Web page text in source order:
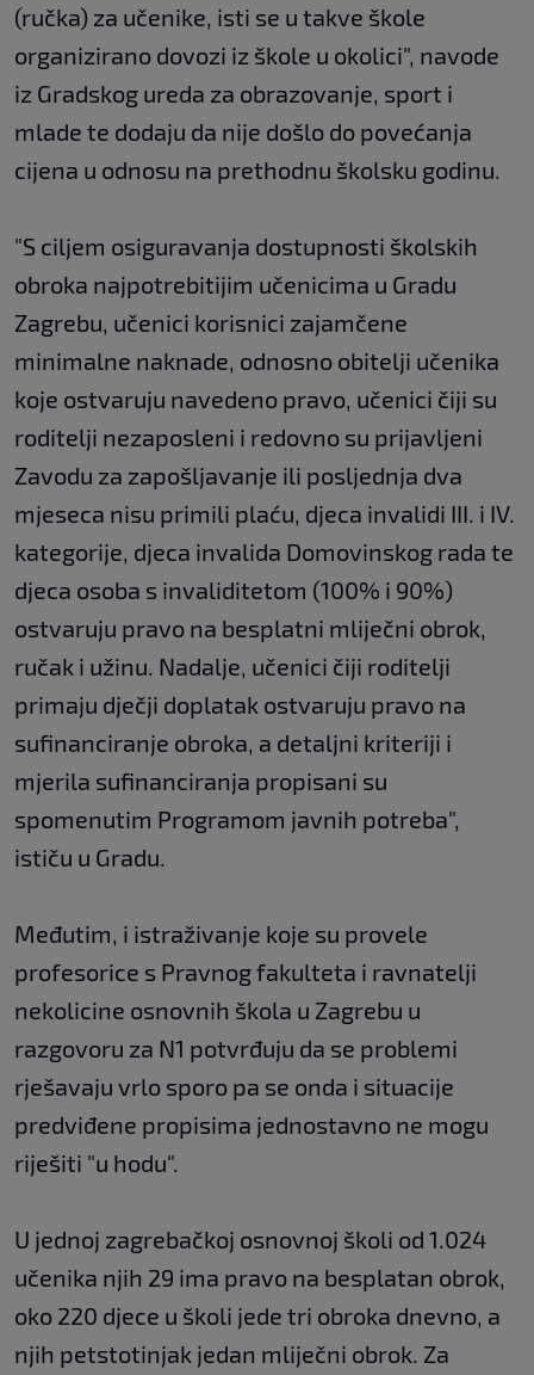
(ručka) za učenike, isti se u takve škole
organizirano dovozi iz škole u okolici", navode
iz Gradskog ureda za obrazovanje, sport i
mlade te dodaju da nije došlo do povećanja
cijena u odnosu na prethodnu školsku godinu.
"S ciljem osiguravanja dostupnosti školskih
obroka najpotrebitijim učenicima u Gradu
Zagrebu, učenici korisnici zajamčene
minimalne naknade, odnosno obitelji učenika
koje ostvaruju navedeno pravo, učenici čiji su
roditelji nezaposleni i redovno su prijavljeni
Zavodu za zapošljavanje ili posljednja dva
mjeseca nisu primili plaću, djeca invalidi III. i IV.
kategorije, djeca invalida Domovinskog rada te
djeca osoba s invaliditetom (100% i 90%)
ostvaruju pravo na besplatni mliječni obrok,
ručak i užinu. Nadalje, učenici čiji roditelji
primaju dječji doplatak ostvaruju pravo na
sufinanciranje obroka, a detaljni kriteriji i
mjerila sufinanciranja propisani su
spomenutim Programom javnih potreba",
ističu u Gradu.
Međutim, i istraživanje koje su provele
profesorice s Pravnog fakulteta i ravnatelji
nekolicine osnovnih škola u Zagrebu u
razgovoru za N1 potvrđuju da se problemi
rješavaju vrlo sporo pa se onda i situacije
predviđene propisima jednostavno ne mogu
riješiti "u hodu".
U jednoj zagrebačkoj osnovnoj školi od 1.024
učenika njih 29 ima pravo na besplatan obrok,
oko 220 djece u školi jede tri obroka dnevno, a
njih petstotinjak jedan mliječni obrok. Za